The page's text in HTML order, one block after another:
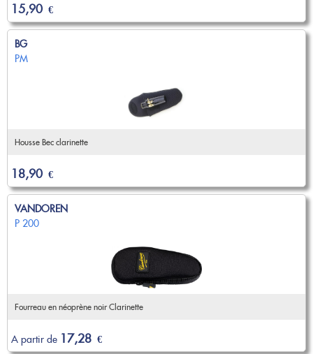
15,90 €
BG
PM
Housse Bec clarinette
18,90 €
VANDOREN
P 200
Fourreau en néoprène noir Clarinette
A partir de 17,28 €